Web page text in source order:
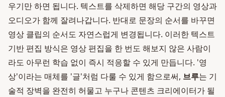
우기만 하면 됩니다. 텍스트를 삭제하면 해당 구간의 영상과
오디오가 함께 잘려나갑니다. 반대로 문장의 순서를 바꾸면
영상 클립의 순서도 자연스럽게 변경됩니다. 이러한 텍스트
기반 편집 방식은 영상 편집을 한 번도 해보지 않은 사람이
라도 아무런 학습 없이 즉시 적응할 수 있게 만듭니다. '영
상'이라는 매체를 '글'처럼 다룰 수 있게 함으로써, 브루는 기
술적 장벽을 완전히 허물고 누구나 콘텐츠 크리에이터가 될